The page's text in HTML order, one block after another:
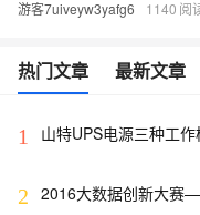
游客7uiveyw3yafg6 1140
热门文章 最新文章
1 山特UPS电源三种工
2 2016大数据创新大赛